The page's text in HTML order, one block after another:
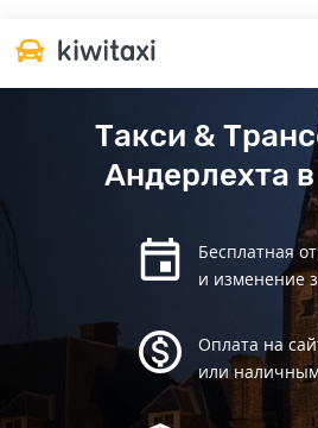
Такси &
Андерлехта
Бесплатная
и изменение
Оплата на
или